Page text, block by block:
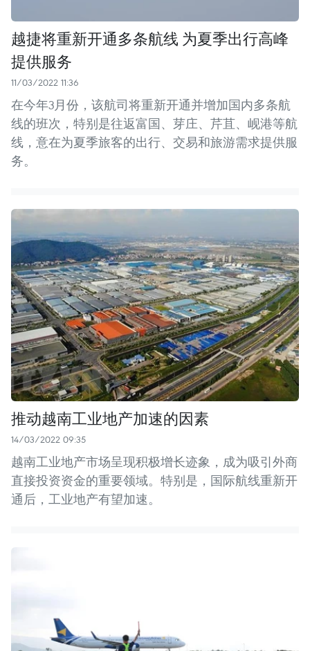
越捷将重新开通多条航线 为夏季出行高峰
提供服务
11/03/2022 11:36
在今年3月份，该航司将重新开通并增加国内多条航
线的班次，特别是往返富国、芽庄、芹苴、岘港等航
线，意在为夏季旅客的出行、交易和旅游需求提供服
务。
推动越南工业地产加速的因素
14/03/2022 09:35
越南工业地产市场呈现积极增长迹象，成为吸引外商
直接投资资金的重要领域。特别是，国际航线重新开
通后，工业地产有望加速。